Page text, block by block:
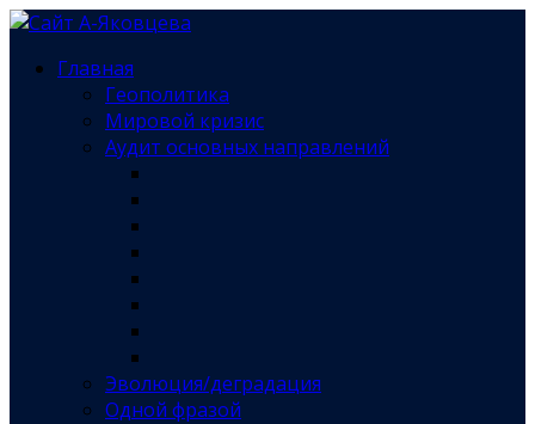
Главная
Геополитика
Мировой кризис
Аудит основных направлений
Эволюция/деградация
Одной фразой